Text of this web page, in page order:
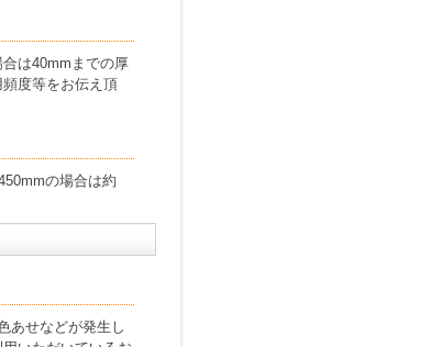
は40mmまでの厚
度等をお伝え頂
の場合は約
あせなどが発生し